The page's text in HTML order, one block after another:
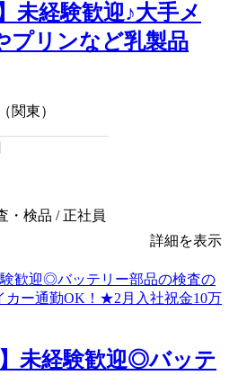
未経験歓迎♪大手メ
プリンなど乳製品
関東）
・検品 / 正社員
詳細を表示
】未経験歓迎◎バッテ